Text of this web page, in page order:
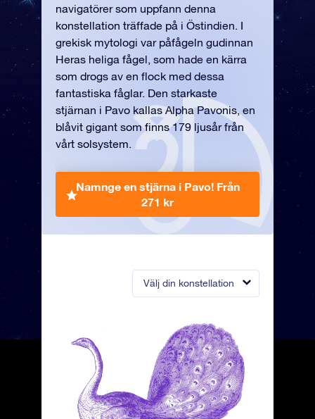
Välj din konstellation
navigatörer som uppfann denna
konstellation träffade på i Östindien. I
grekisk mytologi var påfågeln gudinnan
Heras heliga fågel, som hade en kärra
som drogs av en flock med dessa
fantastiska fåglar. Den starkaste
stjärnan i Pavo kallas Alpha Pavonis, en
blåvit gigant som finns 179 ljusår från
vårt solsystem.
Namnge en stjärna i Pavo! Från
271 kr